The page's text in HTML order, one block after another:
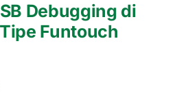
Debugging di
Funtouch